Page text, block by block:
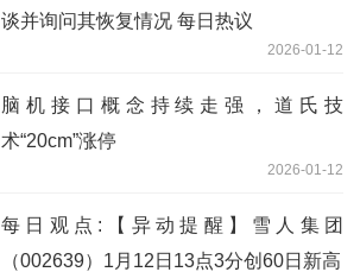
谈并询问其恢复情况 每日热议
2026-01-12
脑机接口概念持续走强，道氏技
术“20cm”涨停
2026-01-12
每日观点:【异动提醒】雪人集团
（002639）1月12日13点3分创60日新高